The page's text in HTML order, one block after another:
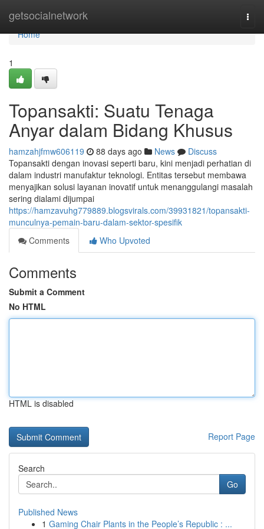
getsocialnetwork
Home
Home
1
Topansakti: Suatu Tenaga
Anyar dalam Bidang Khusus
hamzahjfmw606119 88 days ago News
Discuss
Topansakti dengan inovasi seperti baru, kini menjadi perhatian di
dalam industri manufaktur teknologi. Entitas tersebut membawa
menyajikan solusi layanan inovatif untuk menanggulangi masalah
sering dialami dijumpai
https://hamzavuhg779889.blogsvirals.com/39931821/topansakti-
munculnya-pemain-baru-dalam-sektor-spesifik
Comments
Who Upvoted
Comments
Submit a Comment
No HTML
HTML is disabled
Report Page
Search
Go
Published News
1 Gaming Chair Plants in the People’s Republic : ...